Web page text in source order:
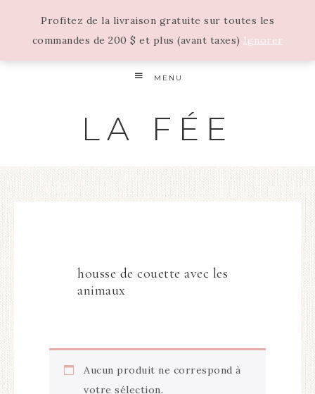
Profitez de la livraison gratuite sur toutes les
commandes de 200 $ et plus (avant taxes) Ignorer
MENU
LA FÉE
housse de couette avec les
animaux
Aucun produit ne correspond à
votre sélection.